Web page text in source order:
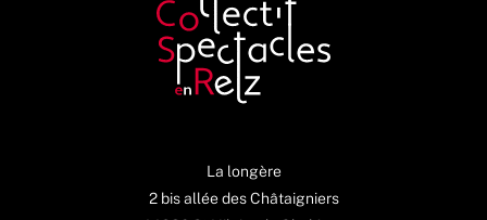
La longère
2 bis allée des Châtaigniers